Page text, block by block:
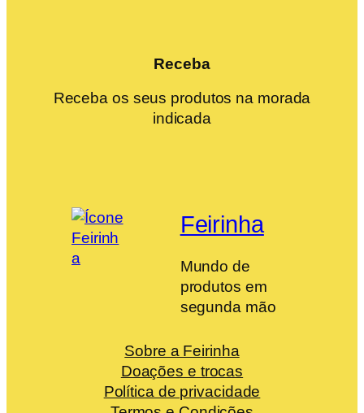
Receba
Receba os seus produtos na morada
indicada
Feirinha
Mundo de
produtos em
segunda mão
Sobre a Feirinha
Doações e trocas
Política de privacidade